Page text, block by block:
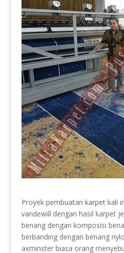
Proyek pembuatan karpet kali
vandewill dengan hasil karpet
benang dengan komposisi
berbanding dengan benang
axminster biasa orang